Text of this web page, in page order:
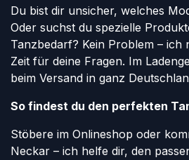
Du bist dir unsicher, welches
Oder suchst du spezielle
Tanzbedarf? Kein Problem – ich
Zeit für deine Fragen. Im
beim Versand in ganz
So findest du den perfekten
Stöbere im Onlineshop oder
Neckar – ich helfe dir, den